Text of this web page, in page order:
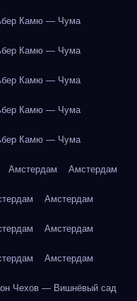
Камю — Чума
Камю — Чума
Камю — Чума
Камю — Чума
Камю — Чума
Амстердам Амстердам
Амстердам
Амстердам
Амстердам
Чехов — Вишнёвый сад